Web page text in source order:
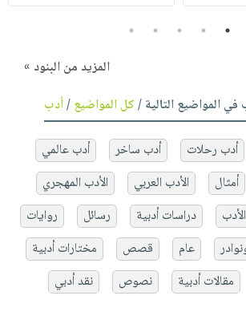
1
2
3
4
5
المزيد من البنود »
المواضيع التالية /كل المواضيع/أدب
أدب رحلات أدب ساخر
أدب عالمي
أمثال الأدب العربي
الأدب المهجري
دراسات أدبية رسائل
روايات
عام قصص
مختارات أدبية
مقالات أدبية نصوص نقد أدبي